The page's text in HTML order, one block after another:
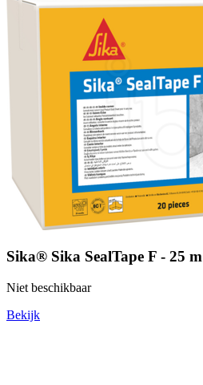
Sika® Sika SealTape F - 25 m
Niet beschikbaar
Bekijk